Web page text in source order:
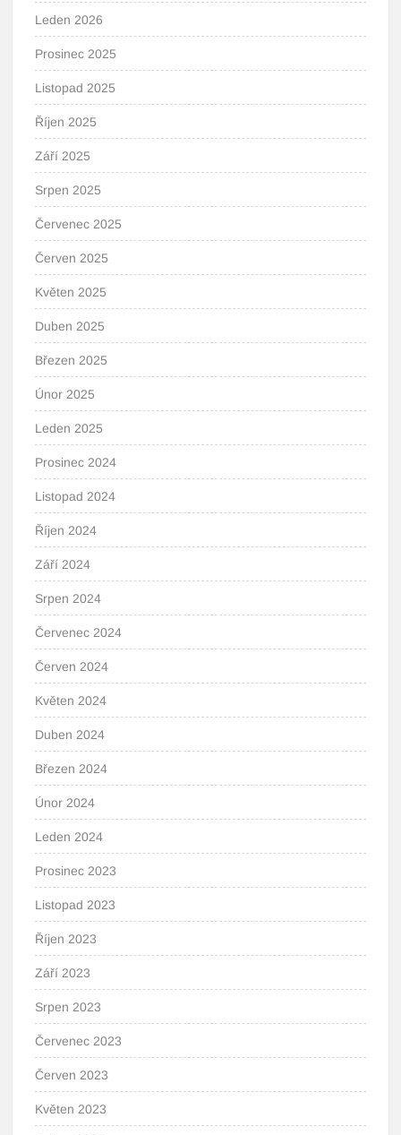
Leden 2026
Prosinec 2025
Listopad 2025
Říjen 2025
Září 2025
Srpen 2025
Červenec 2025
Červen 2025
Květen 2025
Duben 2025
Březen 2025
Únor 2025
Leden 2025
Prosinec 2024
Listopad 2024
Říjen 2024
Září 2024
Srpen 2024
Červenec 2024
Červen 2024
Květen 2024
Duben 2024
Březen 2024
Únor 2024
Leden 2024
Prosinec 2023
Listopad 2023
Říjen 2023
Září 2023
Srpen 2023
Červenec 2023
Červen 2023
Květen 2023